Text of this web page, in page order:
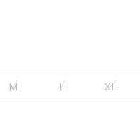
M L XL